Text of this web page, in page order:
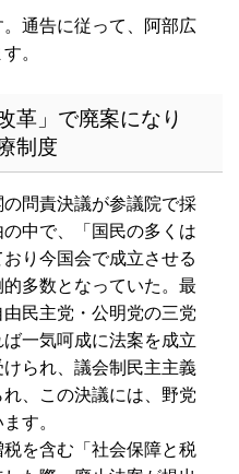
通告に従って、阿部広
。
革」で廃案になり
制度
問責決議が参議院で採
中で、「国民の多くは
り今国会で成立させる
多数となっていた。最
民主党・公明党の三党
一気呵成に法案を成立
られ、議会制民主主義
、この決議には、野党
す。
を含む「社会保障と税